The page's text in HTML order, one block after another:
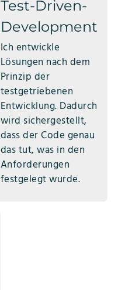
Test-Driven-
Development
Ich entwickle
Lösungen nach dem
Prinzip der
testgetriebenen
Entwicklung. Dadurch
wird sichergestellt,
dass der Code genau
das tut, was in den
Anforderungen
festgelegt wurde.